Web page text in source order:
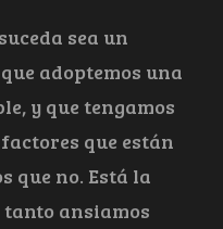
sea un
adoptemos una
y que tengamos
que están
que no. Está la
tanto ansiamos